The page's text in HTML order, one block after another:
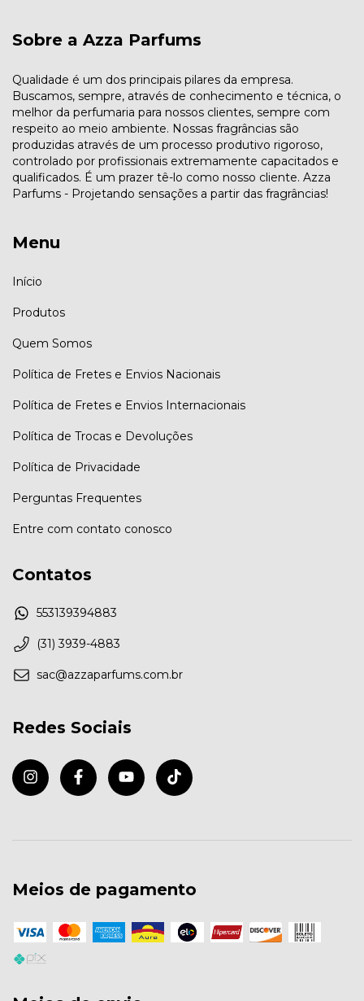
Sobre a Azza Parfums
Qualidade é um dos principais pilares da empresa.
Buscamos, sempre, através de conhecimento e técnica, o
melhor da perfumaria para nossos clientes, sempre com
respeito ao meio ambiente. Nossas fragrâncias são
produzidas através de um processo produtivo rigoroso,
controlado por profissionais extremamente capacitados e
qualificados. É um prazer tê-lo como nosso cliente. Azza
Parfums - Projetando sensações a partir das fragrâncias!
Menu
Início
Produtos
Quem Somos
Política de Fretes e Envios Nacionais
Política de Fretes e Envios Internacionais
Política de Trocas e Devoluções
Política de Privacidade
Perguntas Frequentes
Entre com contato conosco
Contatos
553139394883
(31) 3939-4883
sac@azzaparfums.com.br
Redes Sociais
Meios de pagamento